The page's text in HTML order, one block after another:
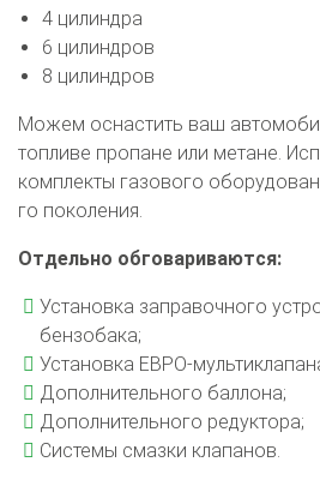
4 цилиндра
6 цилиндров
8 цилиндров
Можем оснастить ваш
топливе пропане или метане.
комплекты газового
го поколения.
Отдельно обговариваются:
Установка заправочного
бензобака;
Установка ЕВРО-
Дополнительного баллона;
Дополнительного редуктора;
Системы смазки клапанов.